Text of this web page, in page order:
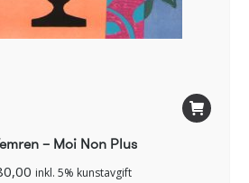
– Moi Non Plus
inkl. 5% kunstavgift